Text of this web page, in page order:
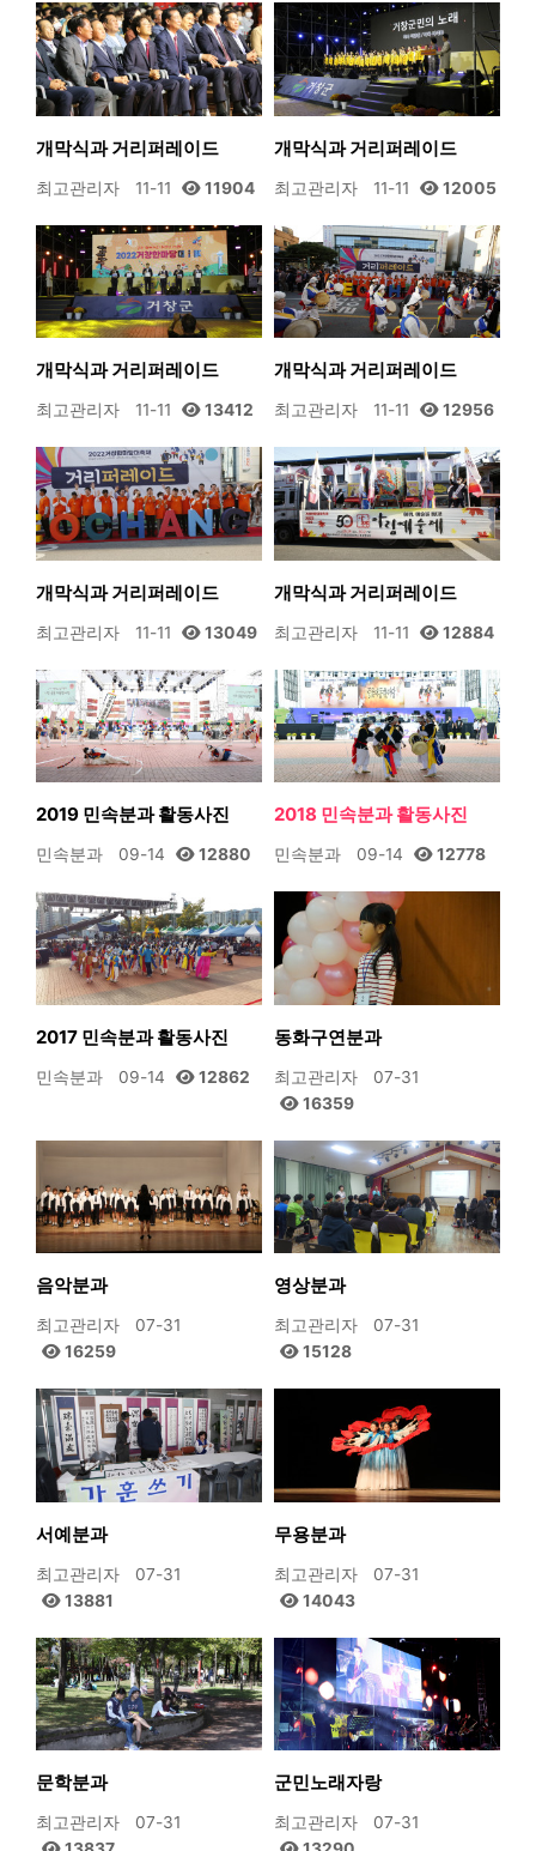
개막식과 거리퍼레이드
최고관리자 11-11 11904
개막식과 거리퍼레이드
최고관리자 11-11 12005
개막식과 거리퍼레이드
최고관리자 11-11 13412
개막식과 거리퍼레이드
최고관리자 11-11 12956
개막식과 거리퍼레이드
최고관리자 11-11 13049
개막식과 거리퍼레이드
최고관리자 11-11 12884
2019 민속분과 활동사진
민속분과 09-14 12880
2018 민속분과 활동사진
민속분과 09-14 12778
2017 민속분과 활동사진
민속분과 09-14 12862
동화구연분과
최고관리자
07-31
16359
음악분과
최고관리자
07-31
16259
영상분과
최고관리자
07-31
15128
서예분과
최고관리자
07-31
13881
무용분과
최고관리자
07-31
14043
문학분과
최고관리자
07-31
군민노래자랑
최고관리자
07-31